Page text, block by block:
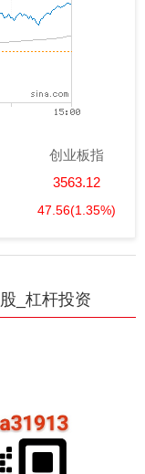
创业板指
3563.12
47.56(1.35%)
_杠杆投资